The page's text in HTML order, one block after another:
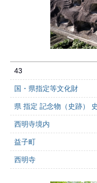
43
国・県指定等文化財
県 指定 記念物（史跡）
西明寺境内
益子町
西明寺